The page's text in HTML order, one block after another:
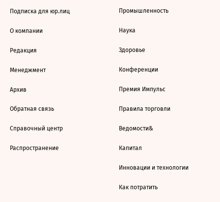
Подписка для юр.лиц
О компании
Редакция
Менеджмент
Архив
Обратная связь
Справочный центр
Распространение
Промышленность
Наука
Здоровье
Конференции
Премия Импульс
Правила торговли
Ведомости&
Капитал
Инновации и технологии
Как потратить